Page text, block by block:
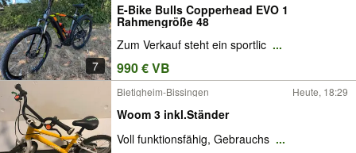
7
E-Bike Bulls Copperhead EVO 1
Rahmengröße 48
Zum Verkauf steht ein sportlic ...
990 € VB
Bietigheim-Bissingen Heute, 18:29
Woom 3 inkl.Ständer
Voll funktionsfähig, Gebrauchs ...